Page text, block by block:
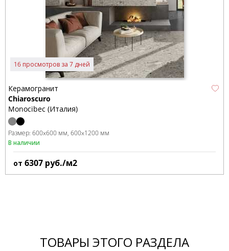
16 просмотров за 7 дней
Керамогранит
Chiaroscuro
Monocibec (Италия)
Размер: 600x600 мм 600x1200 мм
В наличии
от 6307 руб./м2
ТОВАРЫ ЭТОГО РАЗДЕЛА